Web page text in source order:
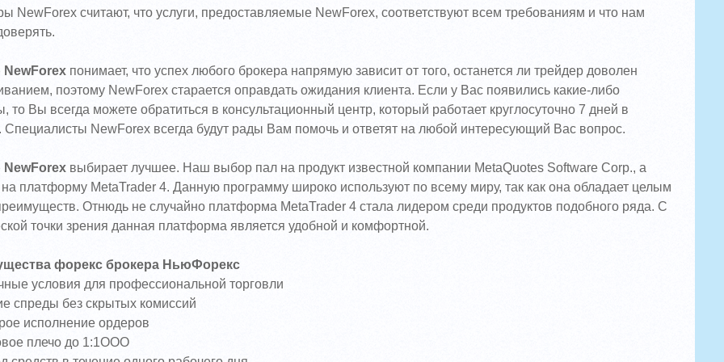
NewForex считают, что услуги, предоставляемые NewForex, соответствуют всем требованиям и что нам
понимает, что успех любого брокера напрямую зависит от того, останется ли трейдер доволен
поэтому NewForex старается оправдать ожидания клиента. Если у Вас появились какие-либо
то Вы всегда можете обратиться в консультационный центр, который работает круглосуточно 7 дней в
Специалисты NewForex всегда будут рады Вам помочь и ответят на любой интересующий Вас вопрос.
выбирает лучшее. Наш выбор пал на продукт известной компании MetaQuotes Software Corp., а
платформу MetaTrader 4. Данную программу широко используют по всему миру, так как она обладает целым
Отнюдь не случайно платформа MetaTrader 4 стала лидером среди продуктов подобного ряда. С
точки зрения данная платформа является удобной и комфортной.
форекс брокера НьюФорекс
условия для профессиональной торговли
спреды без скрытых комиссий
исполнение ордеров
плечо до 1:1ООО